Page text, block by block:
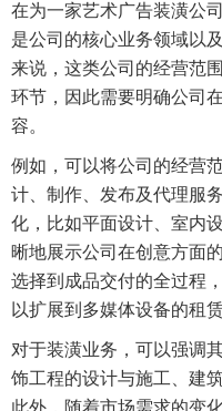
在为一家艺术广告装潢公
是公司的核心业务领域以
来说，这类公司的经营范
环节，因此需要明确公司
容。
例如，可以将公司的经营
计、制作、发布及代理服
化，比如平面设计、室内
晰地展示公司在创意方面
选择到成品交付的全过程
以扩展到多媒体设备的租
对于装潢业务，可以强调
饰工程的设计与施工、建
此外，随着市场需求的变